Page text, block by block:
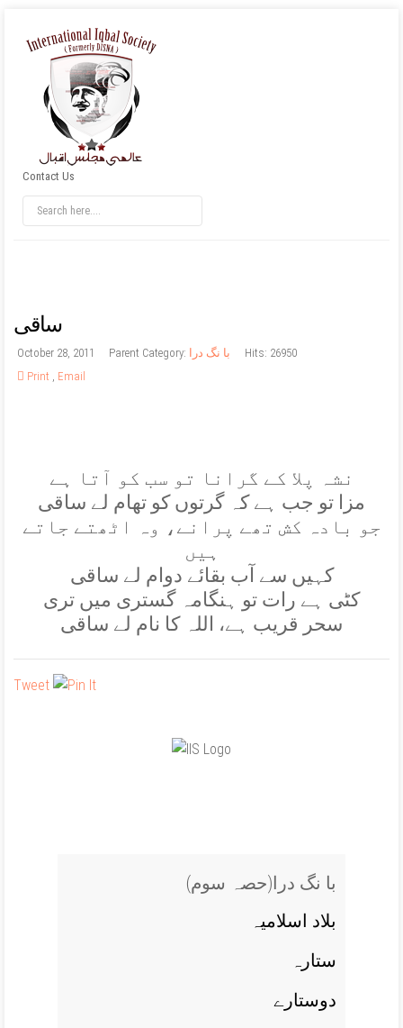
Contact Us
ساقی
October 28, 2011 Parent Category: با نگ درا
Hits: 26950
Print , Email
نشہ پلا کے گرانا تو سب کو آتا ہے
مزا تو جب ہے کہ گرتوں کو تھام لے ساقی
جو بادہ کش تھے پرانے، وہ اٹھتے جاتے
ہيں
کہيں سے آب بقائے دوام لے ساقی
کٹی ہے رات تو ہنگامہ گستری ميں تری
سحر قريب ہے، اللہ کا نام لے ساقی
Tweet
(با نگ درا(حصہ سوم
بلاد اسلاميہ
ستارہ
دوستارے